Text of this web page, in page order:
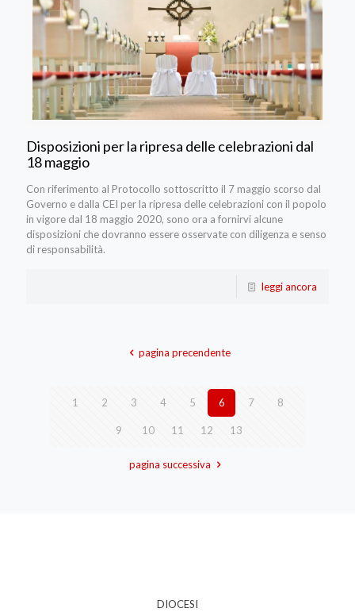
Disposizioni per la ripresa delle celebrazioni dal
18 maggio
Con riferimento al Protocollo sottoscritto il 7 maggio scorso dal
Governo e dalla CEI per la ripresa delle celebrazioni con il popolo
in vigore dal 18 maggio 2020, sono ora a fornirvi alcune
disposizioni che dovranno essere osservate con diligenza e senso
di responsabilità.
leggi ancora
pagina precendente
1 2 3 4 5 6 7 8
9 10 11 12 13
pagina successiva
DIOCESI